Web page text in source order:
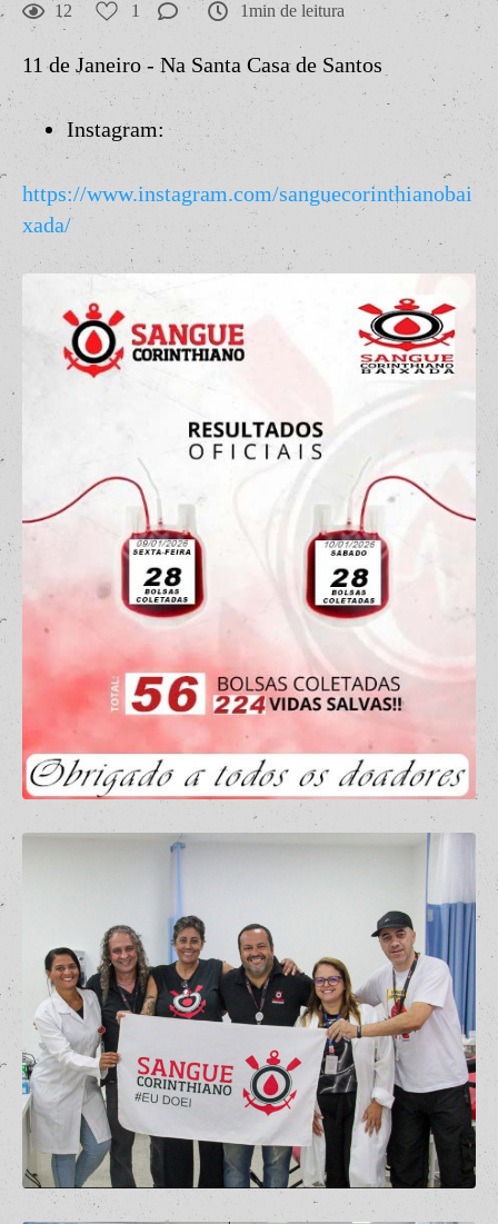
12 1 1min de leitura
11 de Janeiro - Na Santa Casa de Santos
Instagram:
https://www.instagram.com/sanguecorinthianobai
xada/